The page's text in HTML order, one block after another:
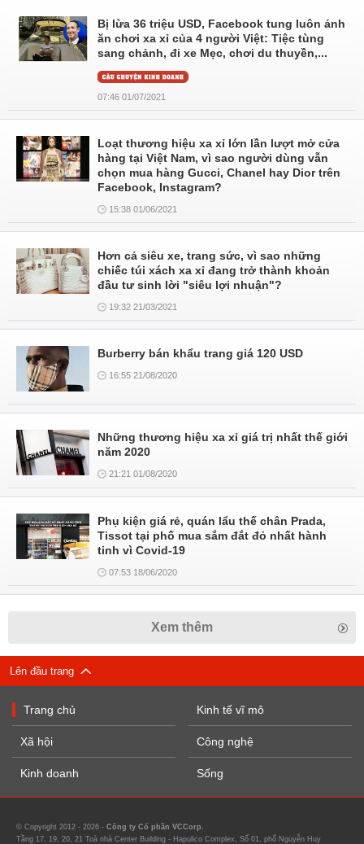
Bị lừa 36 triệu USD, Facebook tung luôn ảnh
ăn chơi xa xỉ của 4 người Việt: Tiệc tùng
sang chảnh, đi xe Mẹc, chơi du thuyền,...
07:46 01/07/2021
Loạt thương hiệu xa xỉ lớn lần lượt mở cửa
hàng tại Việt Nam, vì sao người dùng vẫn
chọn mua hàng Gucci, Chanel hay Dior trên
Facebook, Instagram?
15:38 01/06/2021
Hơn cả siêu xe, trang sức, vì sao những
chiếc túi xách xa xỉ đang trở thành khoản
đầu tư sinh lời "siêu lợi nhuận"?
19:32 21/03/2021
Burberry bán khẩu trang giá 120 USD
16:55 21/08/2020
Những thương hiệu xa xỉ giá trị nhất thế giới
năm 2020
21:21 01/08/2020
Phụ kiện giá rẻ, quán lẩu thế chân Prada,
Tissot tại phố mua sắm đắt đỏ nhất hành
tinh vì Covid-19
07:53 18/06/2020
Xem thêm
Lên đầu trang
Trang chủ
Xã hội
Kinh doanh
Kinh tế vĩ mô
Công nghệ
Sống
© Copyright 2012 - 2026 - Công ty Cổ phần VCCorp.
Tầng 17, 19, 20, 21 Toà nhà Center Building - Hapulico Complex, Số 01, phố Nguyễn Huy